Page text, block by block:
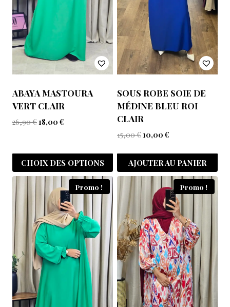
ABAYA MASTOURA
VERT CLAIR
26,90€18,00 €
CHOIX DES OPTIONS
SOUS ROBE SOIE DE
MÉDINE BLEU ROI
CLAIR
15,00€10,00 €
AJOUTER AU PANIER
Promo ! Promo !